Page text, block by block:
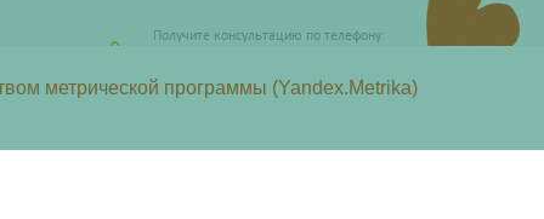
Получите консультацию по телефону:
метрической программы (Yandex.Metrika)